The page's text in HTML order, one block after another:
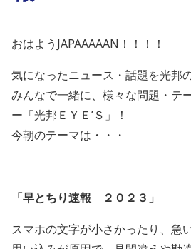
おはようJAPAAAAAN！！！！
気になったニュース・話題を光邦
みんなで一緒に、様々な問題・テ
ー「光邦ＥＹＥ’Ｓ」！
今朝のテーマは・・・
「早とちり速報 ２０２３ 」
スマホの文字が小さかったり、急